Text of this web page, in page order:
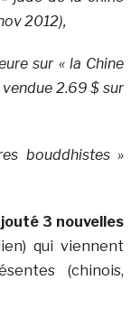
2012),
sur « la Chine
2.69 $ sur
bouddhistes »
3 nouvelles
qui viennent
(chinois,